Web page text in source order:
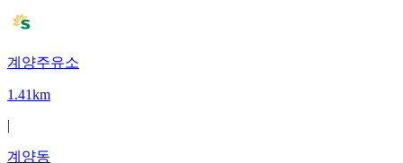
계양주유소
1.41km
|
계양동